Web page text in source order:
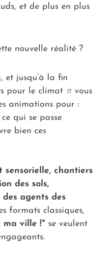
et de plus en plus
nouvelle réalité ?
jusqu’à la fin
pour le climat
vous
animations pour :
qui se passe
bien ces
sensorielle, chantiers
des sols,
agents des
formats classiques,
ma ville !" se veulent